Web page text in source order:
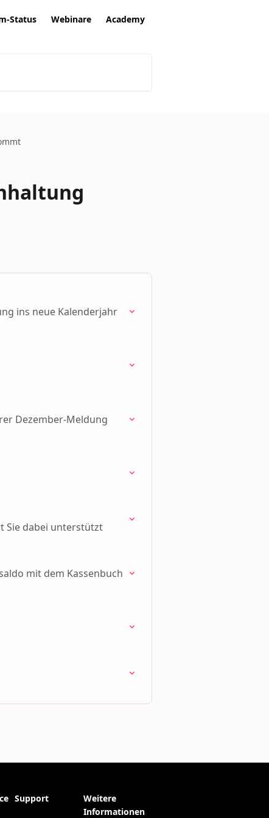
Status Webinare Academy
ins neue Kalenderjahr
Dezember-Meldung
Sie dabei unterstützt
mit dem Kassenbuch
Support
Weitere
Informationen